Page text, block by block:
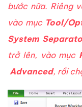
bước nữa. Riêng
vào mục Tool/
System
trở lên, vào mục
Advanced, rồi